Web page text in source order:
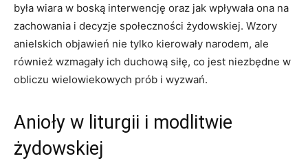
była wiara w boską interwencję oraz jak wpływała ona na
zachowania i decyzje społeczności żydowskiej. Wzory
anielskich objawień nie tylko kierowały narodem, ale
również wzmagały ich duchową siłę, co jest niezbędne w
obliczu wielowiekowych prób i wyzwań.
Anioły w liturgii i modlitwie
żydowskiej